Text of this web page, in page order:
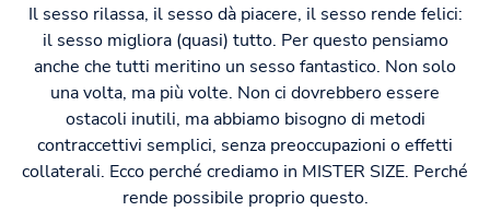
Il sesso rilassa, il sesso dà piacere, il sesso rende felici:
il sesso migliora (quasi) tutto. Per questo pensiamo
anche che tutti meritino un sesso fantastico. Non solo
una volta, ma più volte. Non ci dovrebbero essere
ostacoli inutili, ma abbiamo bisogno di metodi
contraccettivi semplici, senza preoccupazioni o effetti
collaterali. Ecco perché crediamo in MISTER SIZE. Perché
rende possibile proprio questo.